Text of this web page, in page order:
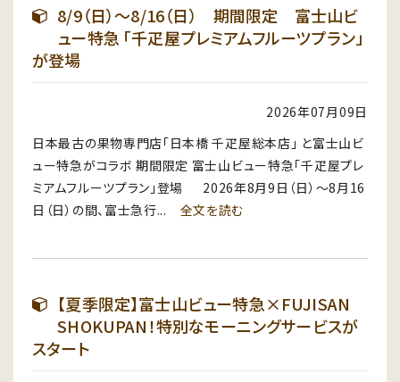
8/9（日）～8/16（日） 期間限定 富士山ビ
ュー特急 「千疋屋プレミアムフルーツプラン」
が登場
2026年07月09日
日本最古の果物専門店「日本橋 千疋屋総本店」 と富士山ビ
ュー特急がコラボ 期間限定 富士山ビュー特急「千疋屋プレ
ミアムフルーツプラン」登場 2026年8月9日（日）〜8月16
日（日）の間、富士急行... 全文を読む
【夏季限定】富士山ビュー特急×FUJISAN
SHOKUPAN！特別なモーニングサービスが
スタート